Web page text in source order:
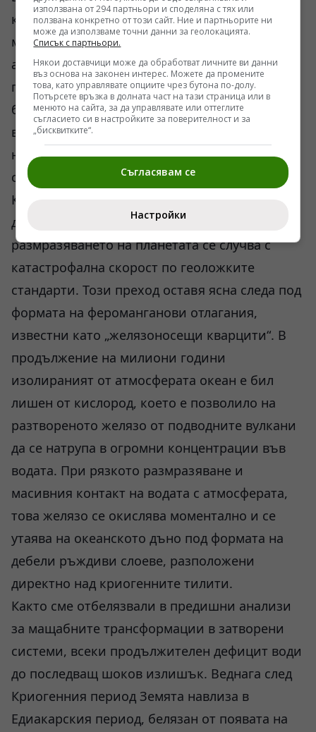
карбонатни скали. В продължение на
милиони години CO2 се натрупва в
атмосферата безпрепятствено. Изчисленията
показват, че за да се преодолее албедото на
белия леден щит, концентрацията на
въглероден диоксид е трябвало да достигне
нива, близо 350 пъти по-високи от
съвременните.
Когато парниковият ефект най-накрая
достига критичната точка на насищане,
размразяването на планетата се случва с
катастрофална скорост по геоложките
стандарти. Този преход оставя ясна следа под
формата на фероманганови отлагания,
известни като „желязоносещи кварцити“. В
продължение на милиони години
изолираният от атмосферата океан е бил
лишен от кислород, което е позволило на
разтвореното желязо от подводните вулкани
да се натрупа в огромни концентрации във
водата. При рязкото размразяване и
масивния контакт на водата с атмосферата,
това желязо се окислява моментално и се
утаява на океанското дъно под формата на
дебели ръждиви слоеве, разположени
директно над криогенните тилити.
Както сме отбелязвали в предишни анализи
за мащабните трансформации в затворени
системи, всеки продължителен дефицит води
до последващ шоков излишък. Веднага след
Криогенния период Земята навлиза в
Едиакарския период, белязан от появата на
използвана от 294 партньори и споделяна с тях или
ползвана конкретно от този сайт. Ние и партньорите ни
може да използваме точни данни за геолокацията.
Списък с партньори.
Някои доставчици може да обработват личните ви данни
въз основа на законен интерес. Можете да промените
това, като управлявате опциите чрез бутона по-долу.
Потърсете връзка в долната част на тази страница или в
менюто на сайта, за да управлявате или оттеглите
съгласието си в настройките за поверителност и за
„бисквитките“.
Съгласявам се
Настройки